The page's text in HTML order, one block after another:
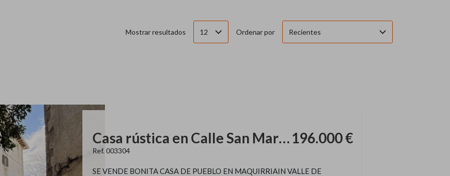
Mostrar resultados 12 Ordenar por Recientes
Casa rústica en Calle San Martín
Ref. 003304
196.000 €
SE VENDE BONITA CASA DE PUEBLO EN MAQUIRRIAIN VALLE DE